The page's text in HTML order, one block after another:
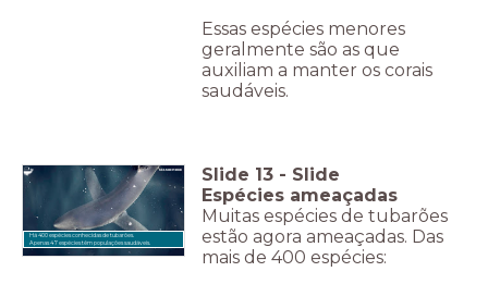
Essas espécies menores
geralmente são as que
auxiliam a manter os corais
saudáveis.
Há 400 espécies conhecidas de tubarões.
Apenas 47 espécies têm populações saudáveis.
Slide 13 - Slide
Espécies ameaçadas
Muitas espécies de tubarões
estão agora ameaçadas. Das
mais de 400 espécies: